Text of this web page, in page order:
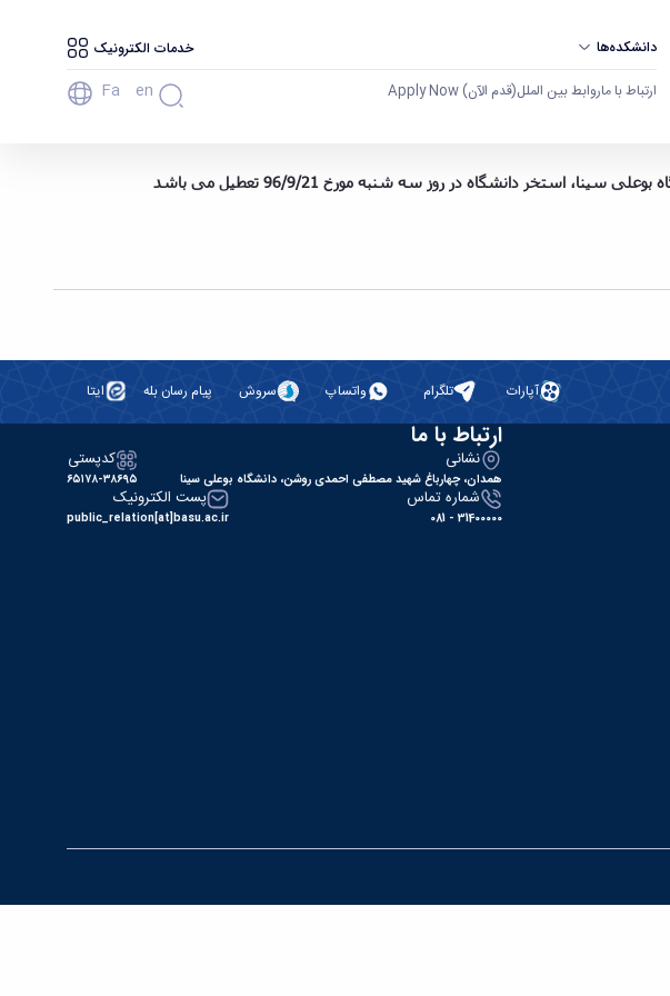
دانشکده‌ها خدمات الکترونیک
ارتباط با ماروابط بین الملل(قدم الآن) Apply Now Fa En
آپارات تلگرام واتساپ سروش پیام رسان بله ایتا
ارتباط با ما
نشانی
همدان، چهارباغ شهید مصطفی احمدی روشن، دانشگاه بوعلی سینا
کدپستی
۶۵۱۷۸-۳۸۶۹۵
شماره تماس
31400000 - 081
پست الکترونیک
public_relation[at]basu.ac.ir